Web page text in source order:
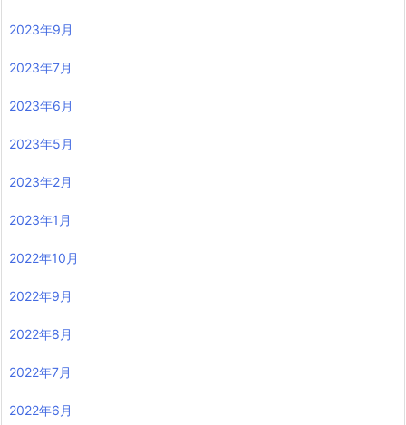
2023年9月
2023年7月
2023年6月
2023年5月
2023年2月
2023年1月
2022年10月
2022年9月
2022年8月
2022年7月
2022年6月